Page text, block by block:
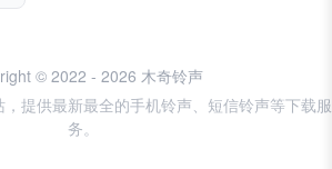
© 2022 - 2026 木奇铃声
提供最新最全的手机铃声、短信铃声等下载服
务。